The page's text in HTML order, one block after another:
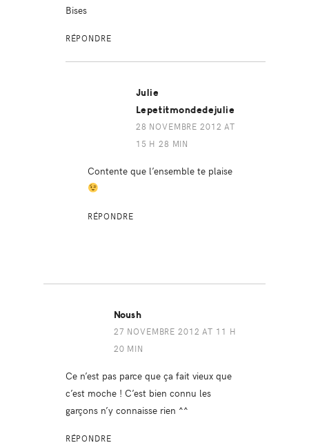
Bises
RÉPONDRE
Julie
Lepetitmondedejulie
28 NOVEMBRE 2012 AT
15 H 28 MIN
Contente que l’ensemble te plaise
RÉPONDRE
Noush
27 NOVEMBRE 2012 AT 11 H
20 MIN
Ce n’est pas parce que ça fait vieux que
c’est moche ! C’est bien connu les
garçons n’y connaisse rien ^^
RÉPONDRE